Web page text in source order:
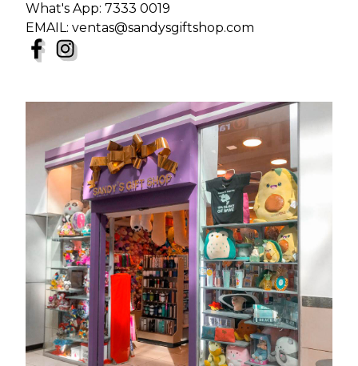
What's App: 7333 0019
EMAIL: ventas@sandysgiftshop.com